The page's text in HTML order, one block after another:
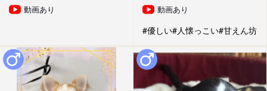
動画あり 動画あり
#優しい#人懐っこい#甘えん坊